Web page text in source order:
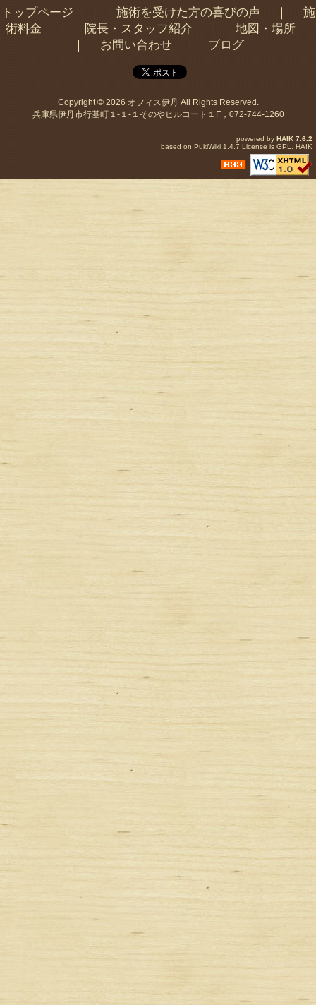
トップページ ｜ 施術を受けた方の喜びの声｜ 施
術料金 ｜ 院長・スタッフ紹介 ｜ 地図・場所
｜ お問い合わせ｜ ブログ
Copyright © 2026 オフィス伊丹All Rights Reserved.
兵庫県伊丹市行基町１-１-１そのやヒルコート１F，072-744-1260
powered by HAIK 7.6.2
based on PukiWiki 1.4.7 License is GPL HAIK